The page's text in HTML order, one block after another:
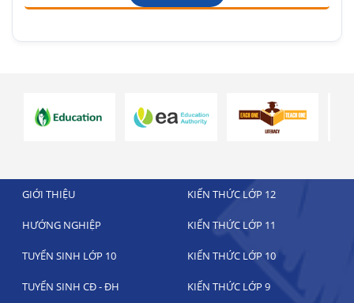
GIỚI THIỆU KIẾN THỨC LỚP 12
HƯỚNG NGHIỆP KIẾN THỨC LỚP 11
TUYỂN SINH LỚP 10 KIẾN THỨC LỚP 10
TUYỂN SINH CĐ - ĐH KIẾN THỨC LỚP 9